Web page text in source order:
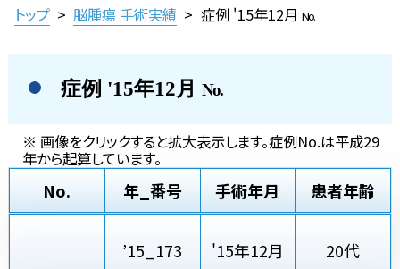
トップ > 脳腫瘍 手術実績 > 症例 '15年12月 No.
症例 '15年12月 No.
※ 画像をクリックすると拡大表示します。症例No.は平成29
年から起算しています。
No. 年_番号 手術年月 患者年齢
’15_173 '15年12月 20代